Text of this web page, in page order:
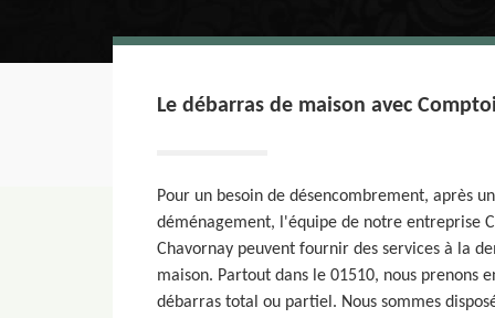
Le débarras de maison avec
Pour un besoin de désencombrement, après
déménagement, l'équipe de notre entreprise
Chavornay peuvent fournir des services à la
maison. Partout dans le 01510, nous prenons
débarras total ou partiel. Nous sommes